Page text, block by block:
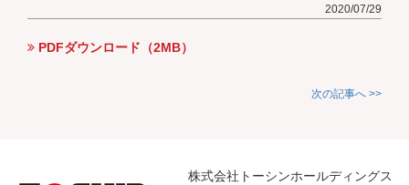
2020/07/29
PDFダウンロード（2MB）
次の記事へ >>
株式会社トーシンホールディングス